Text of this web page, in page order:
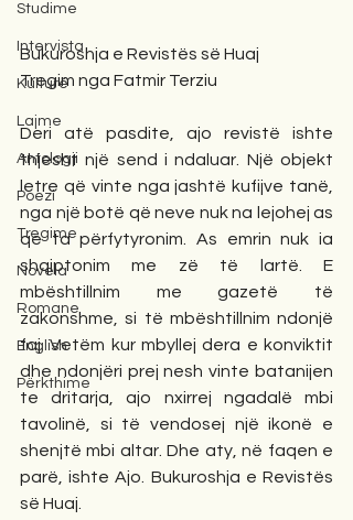
Studime
Intervista
Kulturë
Lajme
Antologji
Poezi
Tregime
Novela
Romane
English
Përkthime
Bukuroshja e Revistës së Huaj
Tregim nga Fatmir Terziu
Deri atë pasdite, ajo revistë ishte
thjesht një send i ndaluar. Një objekt
letre që vinte nga jashtë kufijve tanë,
nga një botë që neve nuk na lejohej as
që ta përfytyronim. As emrin nuk ia
shqiptonim me zë të lartë. E
mbështillnim me gazetë të
zakonshme, si të mbështillnim ndonjë
faj. Vetëm kur mbyllej dera e konviktit
dhe ndonjëri prej nesh vinte batanijen
te dritarja, ajo nxirrej ngadalë mbi
tavolinë, si të vendosej një ikonë e
shenjtë mbi altar. Dhe aty, në faqen e
parë, ishte Ajo. Bukuroshja e Revistës
së Huaj.